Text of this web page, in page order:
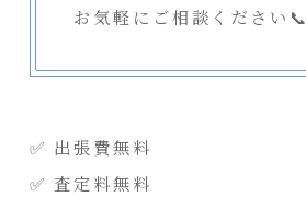
お気軽にご相談ください📞
✅ 出張費無料
✅ 査定料無料